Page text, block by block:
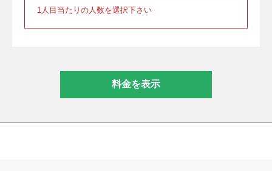
1人目当たりの人数を選択下さい
料金を表示